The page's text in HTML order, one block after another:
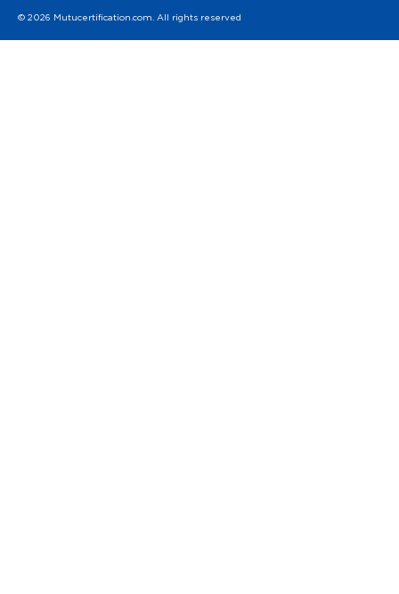
© 2026 Mutucertification.com. All rights reserved